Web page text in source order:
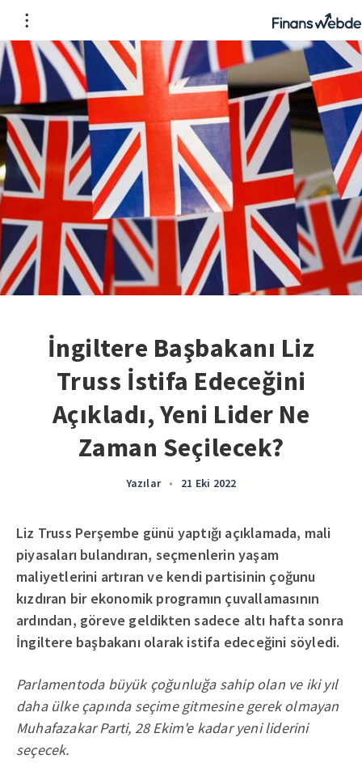
İngiltere Başbakanı Liz
Truss İstifa Edeceğini
Açıkladı, Yeni Lider Ne
Zaman Seçilecek?
Yazılar • 21 Eki 2022
Liz Truss Perşembe günü yaptığı açıklamada, mali
piyasaları bulandıran, seçmenlerin yaşam
maliyetlerini artıran ve kendi partisinin çoğunu
kızdıran bir ekonomik programın çuvallamasının
ardından, göreve geldikten sadece altı hafta sonra
İngiltere başbakanı olarak istifa edeceğini söyledi.
Parlamentoda büyük çoğunluğa sahip olan ve iki yıl
daha ülke çapında seçime gitmesine gerek olmayan
Muhafazakar Parti, 28 Ekim'e kadar yeni liderini
seçecek.